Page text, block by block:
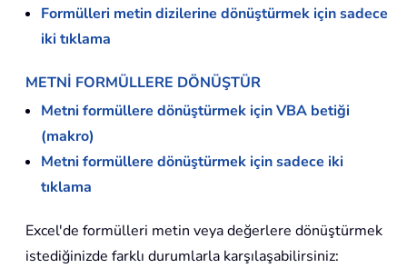
Formülleri metin dizilerine dönüştürmek için sadece
iki tıklama
METNİ FORMÜLLERE DÖNÜŞTÜR
Metni formüllere dönüştürmek için VBA betiği
(makro)
Metni formüllere dönüştürmek için sadece iki
tıklama
Excel'de formülleri metin veya değerlere dönüştürmek
istediğinizde farklı durumlarla karşılaşabilirsiniz: